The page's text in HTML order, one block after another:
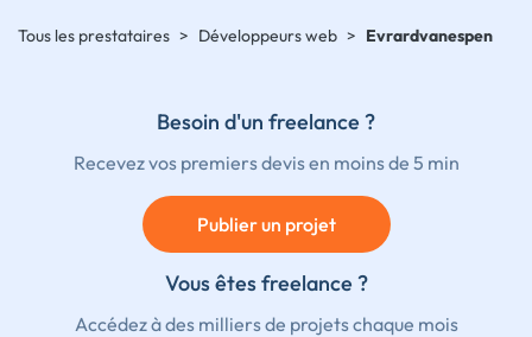
Tous les prestataires > Développeurs web > Evrardvanespen
Besoin d'un freelance ?
Recevez vos premiers devis en moins de 5 min
Publier un projet
Vous êtes freelance ?
Accédez à des milliers de projets chaque mois